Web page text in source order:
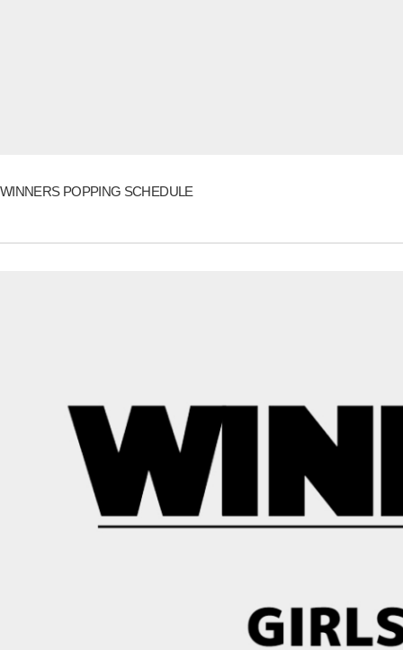
WINNERS POPPING SCHEDULE